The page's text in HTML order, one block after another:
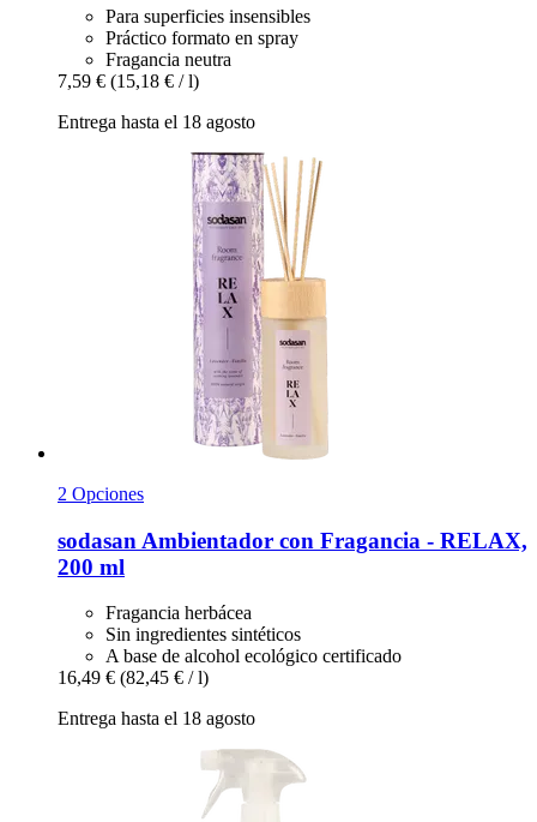
Para superficies insensibles
Práctico formato en spray
Fragancia neutra
7,59 € (15,18 € / l)
Entrega hasta el 18 agosto
2 Opciones
sodasan Ambientador con Fragancia -​ RELAX,
200 ml
Fragancia herbácea
Sin ingredientes sintéticos
A base de alcohol ecológico certificado
16,49 € (82,45 € / l)
Entrega hasta el 18 agosto